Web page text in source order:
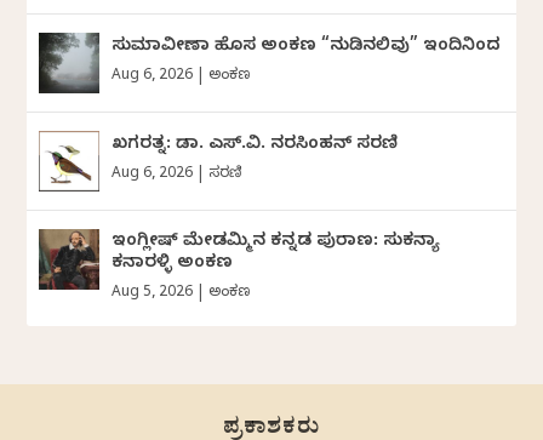
ಸುಮಾವೀಣಾ ಹೊಸ ಅಂಕಣ “ನುಡಿನಲಿವು” ಇಂದಿನಿಂದ
Aug 6, 2026 ಅಂಕಣ
ಖಗರತ್ನ: ಡಾ. ಎಸ್.ವಿ. ನರಸಿಂಹನ್‌‌ ಸರಣಿ
Aug 6, 2026 ಸರಣಿ
ಇಂಗ್ಲೀಷ್ ಮೇಡಮ್ಮಿನ ಕನ್ನಡ ಪುರಾಣ: ಸುಕನ್ಯಾ
ಕನಾರಳ್ಳಿ ಅಂಕಣ
Aug 5, 2026 ಅಂಕಣ
ಪ್ರಕಾಶಕರು